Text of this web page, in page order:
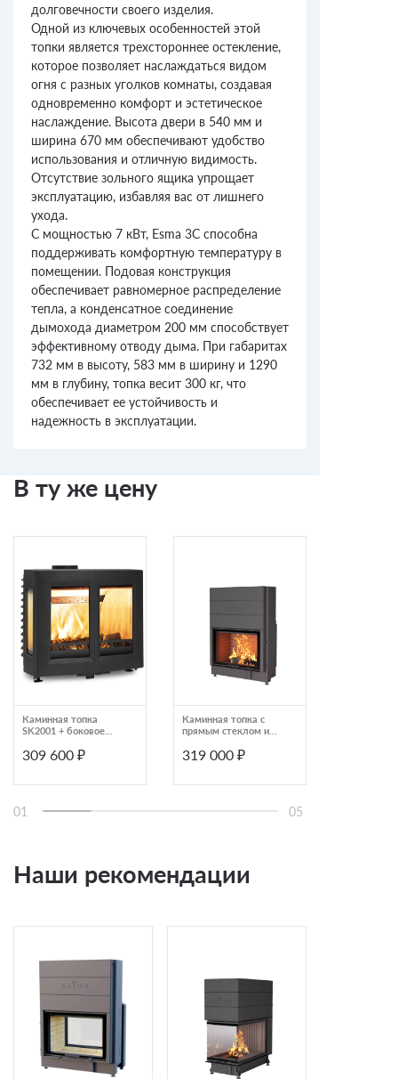
долговечности своего изделия.
Одной из ключевых особенностей этой
топки является трехстороннее остекление,
которое позволяет наслаждаться видом
огня с разных уголков комнаты, создавая
одновременно комфорт и эстетическое
наслаждение. Высота двери в 540 мм и
ширина 670 мм обеспечивают удобство
использования и отличную видимость.
Отсутствие зольного ящика упрощает
эксплуатацию, избавляя вас от лишнего
ухода.
С мощностью 7 кВт, Esma 3С способна
поддерживать комфортную температуру в
помещении. Подовая конструкция
обеспечивает равномерное распределение
тепла, а конденсатное соединение
дымохода диаметром 200 мм способствует
эффективному отводу дыма. При габаритах
732 мм в высоту, 583 мм в ширину и 1290
мм в глубину, топка весит 300 кг, что
обеспечивает ее устойчивость и
надежность в эксплуатации.
В ту же цену
Каминная топка
SK2001 + боковое
309 600 ₽
Каминная топка с
прямым стеклом и
Астов ПС 8057
319 000 ₽
01 05
Наши рекомендации